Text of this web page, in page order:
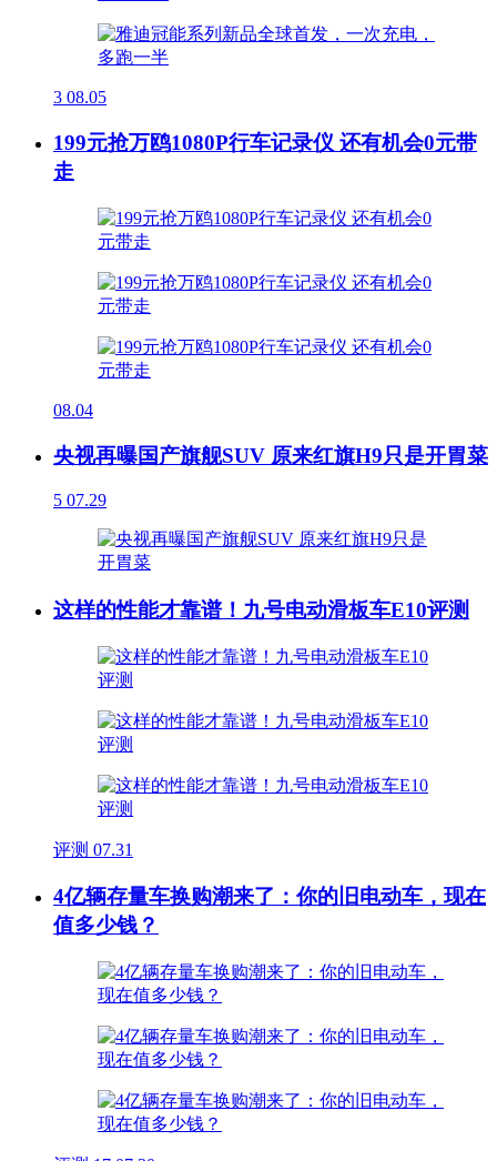
3 08.05
199元抢万鸥1080P行车记录仪 还有机会0元带
走
08.04
央视再曝国产旗舰SUV 原来红旗H9只是开胃菜
5 07.29
这样的性能才靠谱！九号电动滑板车E10评测
评测 07.31
4亿辆存量车换购潮来了：你的旧电动车，现在
值多少钱？